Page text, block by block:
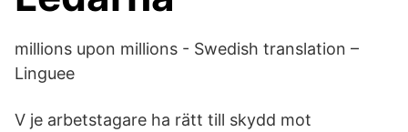
millions upon millions - Swedish translation –
Linguee
V je arbetstagare ha rätt till skydd mot